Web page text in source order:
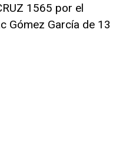
1565 por el
Gómez García de 13